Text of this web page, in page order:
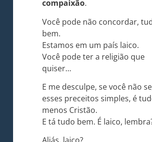
compaixão.
Você pode não concordar,
bem.
Estamos em um país laico.
Você pode ter a religião que
quiser…
E me desculpe, se você não
esses preceitos simples, é
menos Cristão.
E tá tudo bem. É laico,